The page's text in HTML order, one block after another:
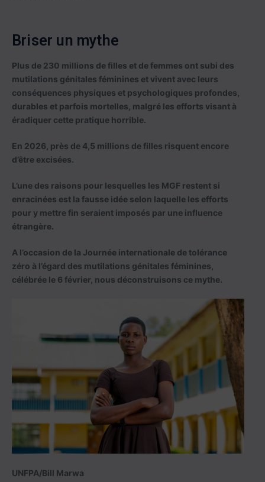
Briser un mythe
Plus de 230 millions de filles et de femmes ont subi des
mutilations génitales féminines et vivent avec leurs
conséquences physiques et psychologiques profondes,
durables et parfois mortelles, malgré les efforts visant à
éradiquer cette pratique horrible.
En 2026, près de 4,5 millions de filles risquent encore
d’être excisées.
L’une des raisons pour lesquelles les MGF restent si
enracinées est la fausse idée selon laquelle les efforts
pour y mettre fin seraient imposés par une influence
étrangère.
A l’occasion de la Journée internationale de tolérance
zéro à l’égard des mutilations génitales féminines,
célébrée le 6 février, nous déconstruisons ce mythe.
UNFPA/Bill Marwa